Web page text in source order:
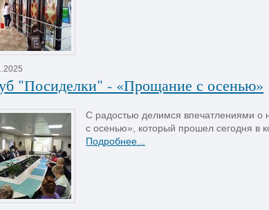
"Посиделки" - «Прощание с осенью»
С радостью делимся впечатлениями
с осенью», который прошел сегодня в
Подробнее...